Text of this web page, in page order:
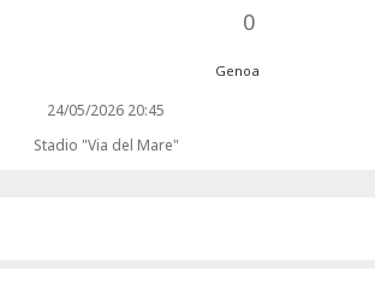
0
Genoa
24/05/2026 20:45
Stadio "Via del Mare"